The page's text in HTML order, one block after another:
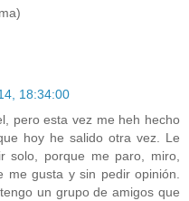
18:34:00
pero esta vez me heh hecho
hoy he salido otra vez. Le
solo, porque me paro, miro,
gusta y sin pedir opinión.
un grupo de amigos que